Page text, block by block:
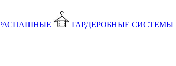
ГАРДЕРОБНЫЕ СИСТЕМЫ